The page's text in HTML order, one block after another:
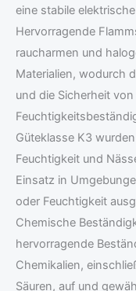
eine stabile
Hervorragende
raucharmen und
Materialien, wodurch
und die Sicherheit
Güteklasse K3
Feuchtigkeit und
Einsatz in
oder Feuchtigkeit
Chemische
hervorragende
Chemikalien,
Säuren, auf und